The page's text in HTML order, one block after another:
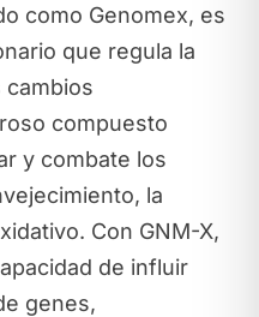
como Genomex, es
que regula la
compuesto
y combate los
la
Con GNM-X,
de influir
genes,